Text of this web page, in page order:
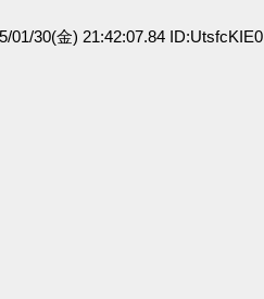
01/30(金) 21:42:07.84 ID:UtsfcKIE0